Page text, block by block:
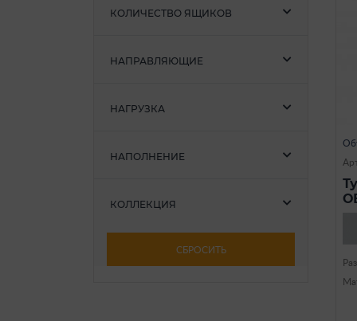
КОЛИЧЕСТВО ЯЩИКОВ
НАПРАВЛЯЮЩИЕ
НАГРУЗКА
НАПОЛНЕНИЕ
КОЛЛЕКЦИЯ
СБРОСИТЬ